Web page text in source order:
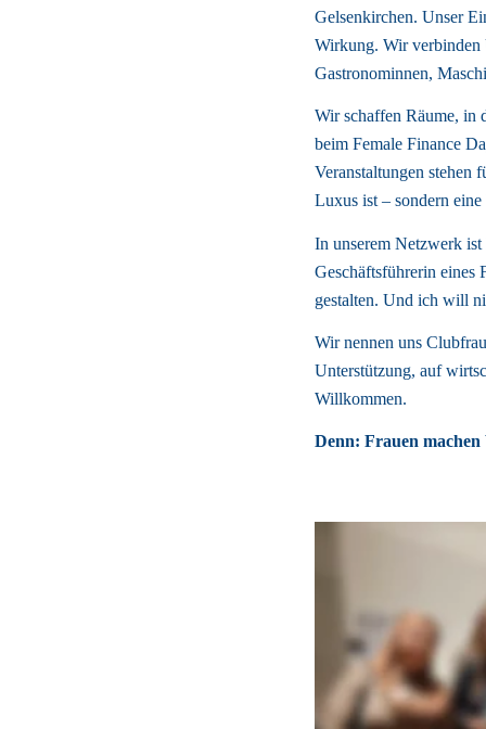
Gelsenkirchen. Unser
Wirkung. Wir verbinden
Gastronominnen,
Wir schaffen Räume, in
beim Female Finance
Veranstaltungen stehen
Luxus ist – sondern
In unserem Netzwerk
Geschäftsführerin eines
gestalten. Und ich will
Wir nennen uns
Unterstützung, auf
Willkommen.
Denn: Frauen